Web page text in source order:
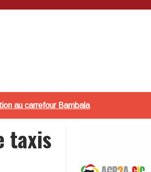
au carrefour Bambala
taxis